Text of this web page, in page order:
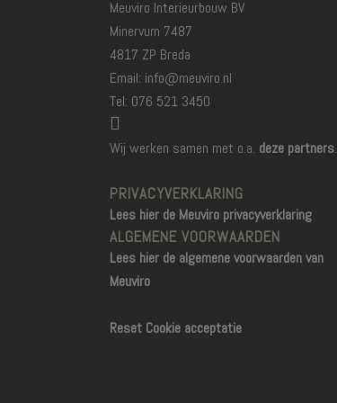
Meuviro Interieurbouw BV
Minervum 7487
4817 ZP Breda
Email: info@meuviro.nl
Tel: 076 521 3450
Wij werken samen met o.a. deze partners.
PRIVACYVERKLARING
Lees hier de Meuviro privacyverklaring
ALGEMENE VOORWAARDEN
Lees hier de algemene voorwaarden van
Meuviro
Reset Cookie acceptatie